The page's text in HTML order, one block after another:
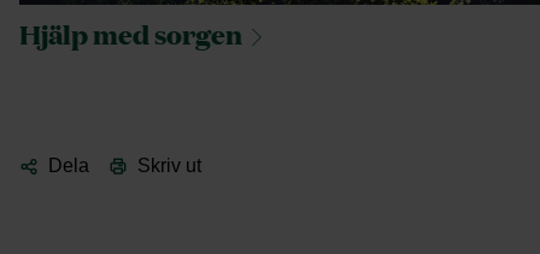
Hjälp medsorgen
Dela Skriv ut